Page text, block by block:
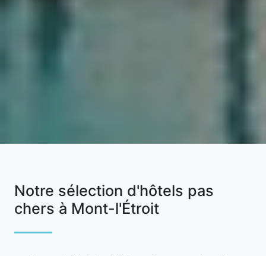
Notre sélection d'hôtels pas
chers à Mont-l'Étroit